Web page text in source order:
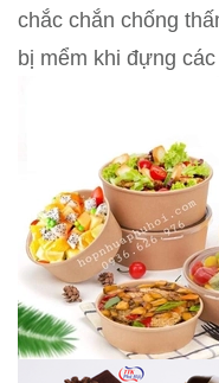
chắc chắn chống
bị mểm khi đựng